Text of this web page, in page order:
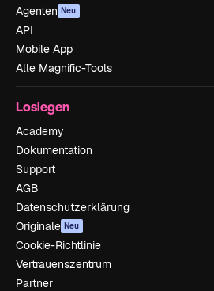
Agenten Neu
API
Mobile App
Alle Magnific-Tools
Loslegen
Academy
Dokumentation
Support
AGB
Datenschutzerklärung
Originale Neu
Cookie-Richtlinie
Vertrauenszentrum
Partner